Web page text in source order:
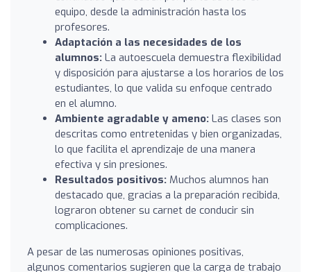
equipo, desde la administración hasta los
profesores.
Adaptación a las necesidades de los
alumnos: La autoescuela demuestra flexibilidad
y disposición para ajustarse a los horarios de los
estudiantes, lo que valida su enfoque centrado
en el alumno.
Ambiente agradable y ameno: Las clases son
descritas como entretenidas y bien organizadas,
lo que facilita el aprendizaje de una manera
efectiva y sin presiones.
Resultados positivos: Muchos alumnos han
destacado que, gracias a la preparación recibida,
lograron obtener su carnet de conducir sin
complicaciones.
A pesar de las numerosas opiniones positivas,
algunos comentarios sugieren que la carga de trabajo